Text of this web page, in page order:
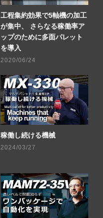
工程集約効果で5軸機の加工
が集中、 さらなる稼働率ア
ップのために多面パレット
を導入
2020/06/24
稼働し続ける機械
2024/03/27